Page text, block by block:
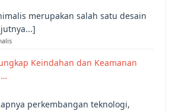
merupakan salah satu desain
Keindahan dan Keamanan
perkembangan teknologi,